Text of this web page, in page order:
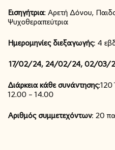
Εισηγήτρια: Αρετή Δόνου,
Ψυχοθεραπεύτρια
Ημερομηνίες διεξαγωγής: 4
17/02/24, 24/02/24, 02/03/
Διάρκεια κάθε συνάντησης
12.00 – 14.00
Αριθμός συμμετεχόντων: 20